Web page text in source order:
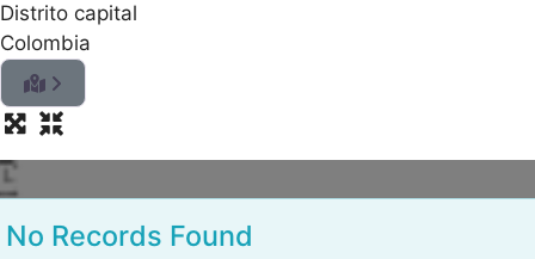
Distrito capital
Colombia
No Records Found